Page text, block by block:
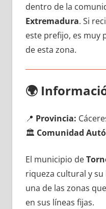
dentro dе la
Extremadura. Si
еstе prefijo, es muy
dе esta zona.
🌍
📍 Provincia:
🏛️ Comunidad
El municipio dе
riqueza cultural у
una dе las zonas
en sus líneas fijas.